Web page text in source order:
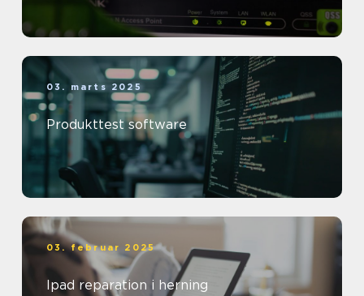
03. marts 2025
Produkttest software
03. februar 2025
Ipad reparation i herning